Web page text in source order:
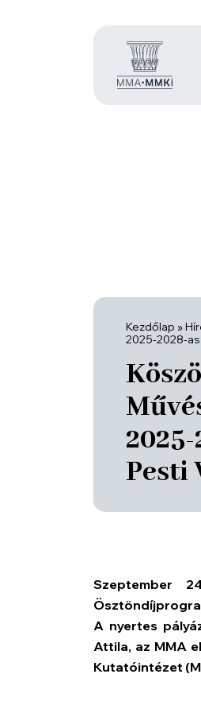
Kezdőlap »
2025-2028-
Pesti
Szeptember
A nyertes
Attila, az MMA
Kutatóintézet